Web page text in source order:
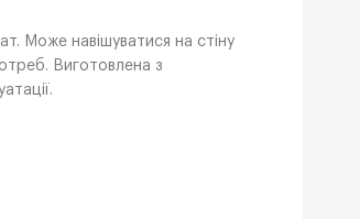
Може навішуватися на стіну
Виготовлена з